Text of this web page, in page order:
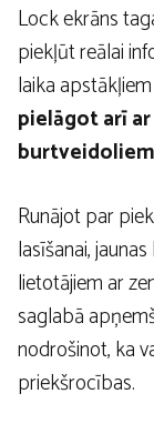
Lock ekrāns
piekļūt reālai
laika
pielāgot arī
Runājot par
lasīšanai,
lietotājiem ar
saglabā
nodrošinot, ka
priekšrocības.